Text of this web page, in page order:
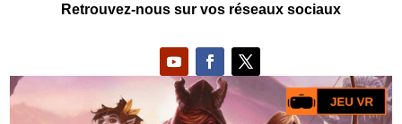
Retrouvez-nous sur vos réseaux sociaux